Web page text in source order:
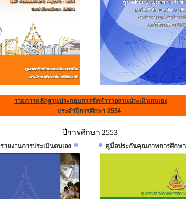
รายการหลักฐานประกอบการจัดทำรายงานประเมินตนเอง
ประจำปีการศึกษา 2554
ปีการศึกษา 2553
รายงานการประเมินตนเอง คู่มือประกันคุณภาพการศึกษา